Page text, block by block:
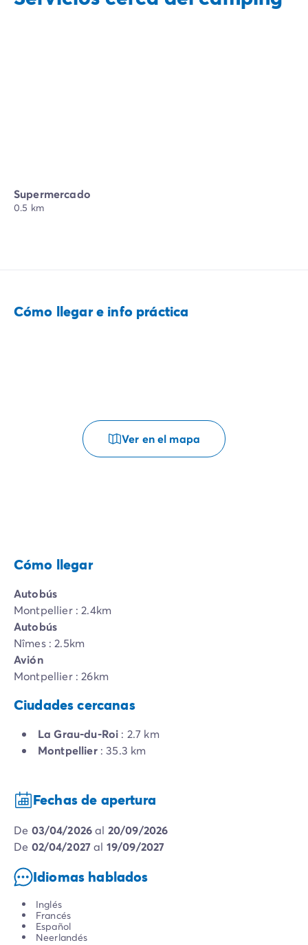
Supermercado
0.5 km
Cómo llegar e info práctica
Ver en el mapa
Cómo llegar
Autobús
Montpellier : 2.4km
Autobús
Nîmes : 2.5km
Avión
Montpellier : 26km
Ciudades cercanas
La Grau-du-Roi : 2.7 km
Montpellier: 35.3 km
Fechas de apertura
de 03/04/2026al 20/09/2026
de 02/04/2027al 19/09/2027
Idiomas hablados
Inglés
Francés
Español
Neerlandés